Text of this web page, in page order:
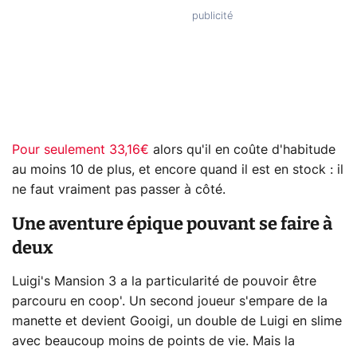
Pour seulement 33,16€ alors qu'il en coûte d'habitude
au moins 10 de plus, et encore quand il est en stock : il
ne faut vraiment pas passer à côté.
Une aventure épique pouvant se faire à
deux
Luigi's Mansion 3 a la particularité de pouvoir être
parcouru en coop'. Un second joueur s'empare de la
manette et devient Gooigi, un double de Luigi en slime
avec beaucoup moins de points de vie. Mais la